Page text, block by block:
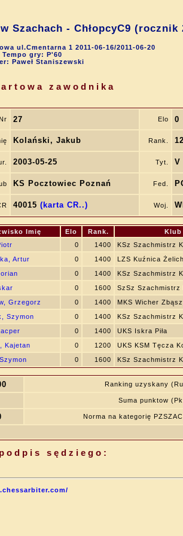
- ChłopcyC9 (rocznik
ul.Cmentarna 1 2011-06-16/2011-06-20
Tempo gry: P'60
Paweł Staniszewski
zawodnika
Nr 27 Elo 0
Kolański, Jakub Rank.
2003-05-25 Tyt. V
KS Pocztowiec Poznań Fed.
40015 (karta CR..) Woj.
Imię Elo Rank.
Klub
0 1400
KSz Szachmistrz
Artur 0 1400
LZS Kuźnica
0 1400
KSz Szachmistrz
0 1600
SzSz Szachmistrz
Grzegorz 0 1400
MKS Wicher
Szymon 0 1400
KSz Szachmistrz
0 1400
UKS Iskra Piła
Kajetan 0 1200
UKS KSM Tęcza
0 1600 KSz Szachmistrz
Ranking uzyskany
Suma punktow
Norma na kategorię
sędziego: